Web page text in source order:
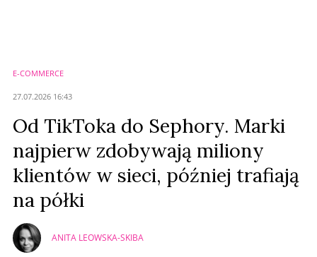
E-COMMERCE
27.07.2026 16:43
Od TikToka do Sephory. Marki
najpierw zdobywają miliony
klientów w sieci, później trafiają
na półki
ANITA LEOWSKA-SKIBA